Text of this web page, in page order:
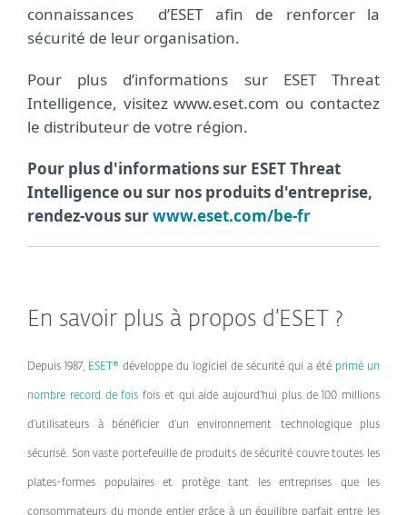
connaissances d’ESET afin de renforcer la
sécurité de leur organisation.
Pour plus d’informations sur ESET Threat
Intelligence, visitez www.eset.com ou contactez
le distributeur de votre région.
Pour plus d'informations sur ESET Threat
Intelligence ou sur nos produits d'entreprise,
rendez-vous surwww.eset.com/be-fr
En savoir plus à propos d’ESET ?
Depuis 1987, ESET® développe du logiciel de sécurité qui a été primé un
nombre record de fois fois et qui aide aujourd’hui plus de 100 millions
d’utilisateurs à bénéficier d’un environnement technologique plus
sécurisé. Son vaste portefeuille de produits de sécurité couvre toutes les
plates-formes populaires et protège tant les entreprises que les
consommateurs du monde entier grâce à un équilibre parfait entre les